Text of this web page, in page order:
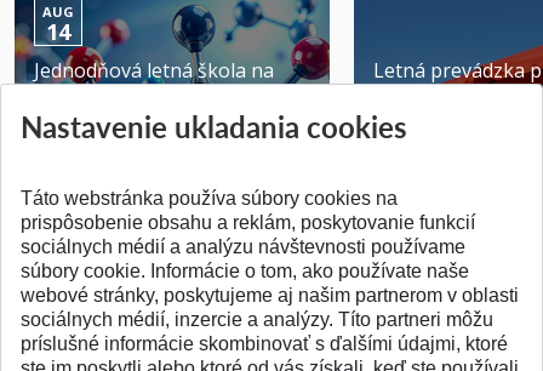
AUG
14
Jednodňová letná škola na
Pridané 28.07.2026
Letná prevádzka
Pridané 23.06.2026
SPÄŤ NA VRCH
Nastavenie ukladania cookies
Táto webstránka používa súbory cookies na
prispôsobenie obsahu a reklám, poskytovanie funkcií
sociálnych médií a analýzu návštevnosti používame
súbory cookie. Informácie o tom, ako používate naše
webové stránky, poskytujeme aj našim partnerom v oblasti
sociálnych médií, inzercie a analýzy. Títo partneri môžu
príslušné informácie skombinovať s ďalšími údajmi, ktoré